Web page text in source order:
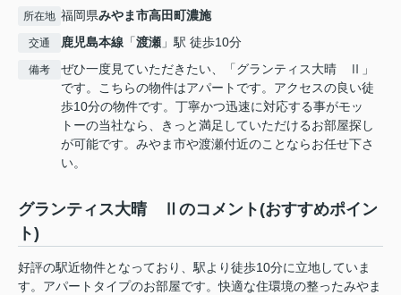
所在地 福岡県みやま市高田町濃施
交通 鹿児島本線 「渡瀬 」駅 徒歩10分
備考
ぜひ一度見ていただきたい、「グランティス大晴 Ⅱ」
です。こちらの物件はアパートです。アクセスの良い徒
歩10分の物件です。丁寧かつ迅速に対応する事がモッ
トーの当社なら、きっと満足していただけるお部屋探し
が可能です。みやま市や渡瀬付近のことならお任せ下さ
い。
グランティス大晴 Ⅱのコメント(おすすめポイン
ト)
好評の駅近物件となっており、駅より徒歩10分に立地していま
す。アパートタイプのお部屋です。快適な住環境の整ったみやま